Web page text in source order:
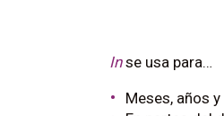
Inse usa para…
Meses, años